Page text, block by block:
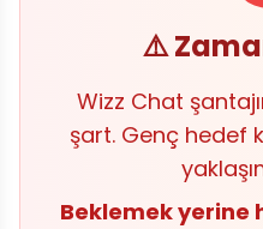
⚠️
Wizz Chat
şart. Genç hedef
Beklemek yerine